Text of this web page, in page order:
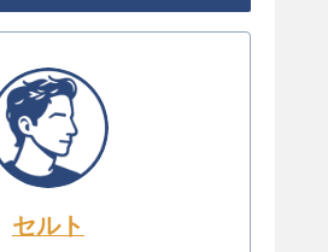
セルト